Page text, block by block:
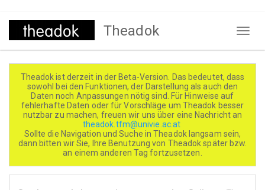
Direkt
Theadok
Theadok ist derzeit in der Beta-Version. Das bedeutet, dass
sowohl bei den Funktionen, der Darstellung als auch den
Daten noch Anpassungen nötig sind. Für Hinweise auf
fehlerhafte Daten oder für Vorschläge um Theadok besser
nutzbar zu machen, freuen wir uns über eine Nachricht an
theadok.tfm@univie.ac.at
Sollte die Navigation und Suche in Theadok langsam sein,
dann bitten wir Sie, Ihre Benutzung von Theadok später bzw.
an einem anderen Tag fortzusetzen.